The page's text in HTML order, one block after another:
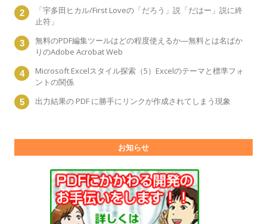
「宇多田ヒカル/First Loveの「だろう」説「だはー」説に終
止符」
無料のPDF編集ツールはどの程度使えるか―無料とは名ばか
りのAdobe Acrobat Web
Microsoft Excelスタイル探索（5）Excelのテーマと標準フォ
ントの関係
出力結果の PDF に勝手にリンクが作成されてしまう現象
お知らせ